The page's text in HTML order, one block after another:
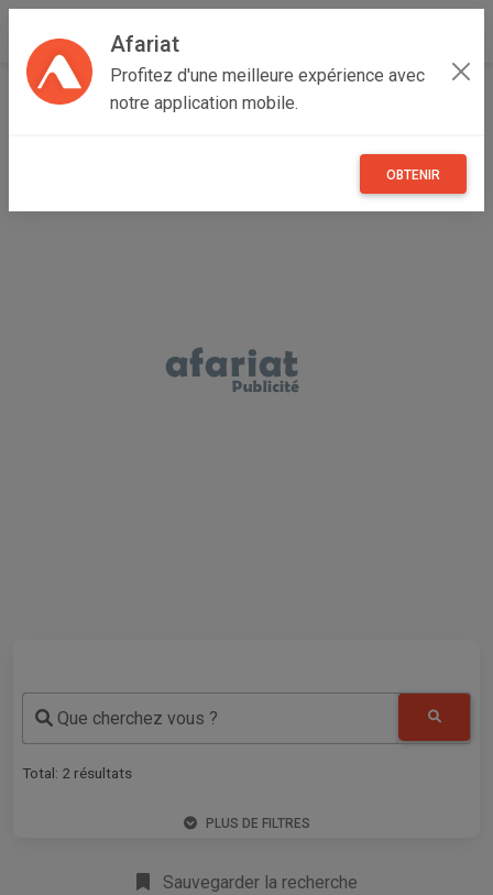
Afariat
Profitez d'une meilleure expérience avec
notre application mobile.
OBTENIR
Accueil Annonceur Anwer
Que cherchez vous ?
Total: 2 résultats
PLUS DE FILTRES
Sauvegarder la recherche